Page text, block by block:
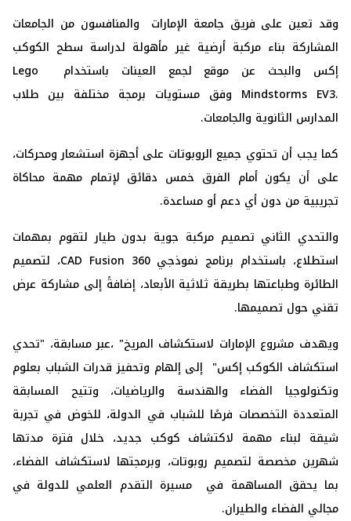
وقد تعين على فريق جامعة الإمارات والمنافسون من الجامعات
المشاركة بناء ‏مركبة أرضية غير مأهولة لدراسة سطح الكوكب
إكس والبحث عن موقع لجمع ‏العينات باستخدام ‏Lego
وفق مستويات برمجة ‏مختلفة بين طلاب
المدارس الثانوية والجامعات. ‏
كما يجب أن تحتوي جميع الروبوتات على أجهزة استشعار ومحركات،
على أن ‏يكون أمام الفرق خمس دقائق لإتمام مهمة محاكاة
تجريبية من دون أي دعم أو ‏مساعدة‎.
والتحدي الثاني تصميم مركبة جوية بدون طيار لتقوم بمهمات
استطلاع، ‏باستخدام برنامج نموذجي ‏CAD Fusion 360
، لتصميم
الطائرة وطباعتها ‏بطريقة ثلاثية الأبعاد، إضافةً إلى مشاركة عرض
تقني حول تصميمها‎.
ويهدف مشروع الإمارات لاستكشاف المريخ" ،عبر مسابقة، "تحدي
استكشاف ‏الكوكب إكس" إلى إلهام وتحفيز قدرات الشباب بعلوم
وتكنولوجيا الفضاء ‏والهندسة والرياضيات، وتتيح المسابقة
المتعددة التخصصات فرصًا للشباب في ‏الدولة، للخوض في تجربة
شيقة لبناء مهمة لاكتشاف كوكب جديد، خلال فترة ‏مدتها
شهرين مخصصة لتصميم روبوتات، وبرمجتها لاستكشاف الفضاء،
بما ‏يحقق المساهمة في مسيرة التقدم العلمي للدولة في
مجالي الفضاء والطيران.‏